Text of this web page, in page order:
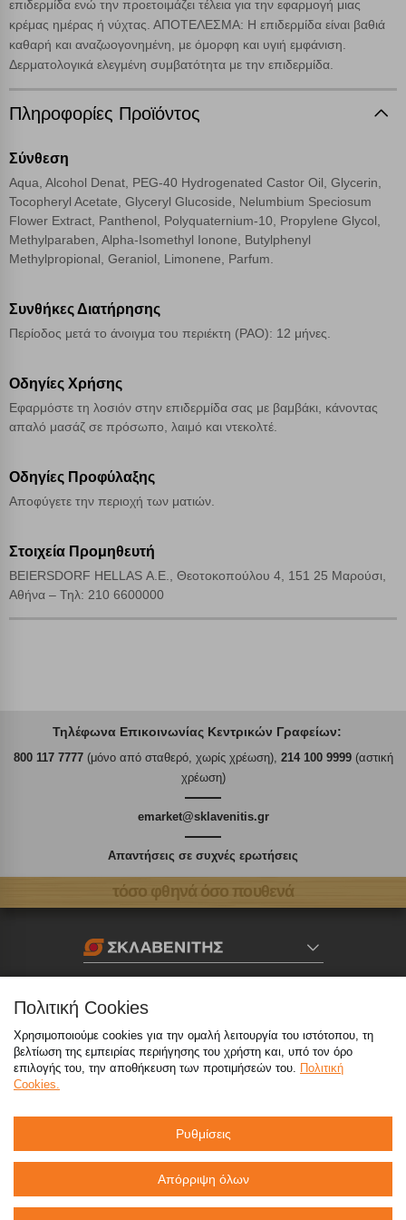
επιδερμίδα ενώ την προετοιμάζει τέλεια για την εφαρμογή μιας
κρέμας ημέρας ή νύχτας. ΑΠΟΤΕΛΕΣΜΑ: Η επιδερμίδα είναι βαθιά
καθαρή και αναζωογονημένη, με όμορφη και υγιή εμφάνιση.
Δερματολογικά ελεγμένη συμβατότητα με την επιδερμίδα.
Πληροφορίες Προϊόντος
Σύνθεση
Aqua, Alcohol Denat, PEG-40 Hydrogenated Castor Oil, Glycerin,
Tocopheryl Acetate, Glyceryl Glucoside, Nelumbium Speciosum
Flower Extract, Panthenol, Polyquaternium-10, Propylene Glycol,
Methylparaben, Alpha-Isomethyl Ionone, Butylphenyl
Methylpropional, Geraniol, Limonene, Parfum.
Συνθήκες Διατήρησης
Περίοδος μετά το άνοιγμα του περιέκτη (PAO): 12 μήνες.
Οδηγίες Χρήσης
Εφαρμόστε τη λοσιόν στην επιδερμίδα σας με βαμβάκι, κάνοντας
απαλό μασάζ σε πρόσωπο, λαιμό και ντεκολτέ.
Οδηγίες Προφύλαξης
Αποφύγετε την περιοχή των ματιών.
Στοιχεία Προμηθευτή
BEIERSDORF HELLAS Α.Ε., Θεοτοκοπούλου 4, 151 25 Μαρούσι,
Αθήνα – Τηλ: 210 6600000
Τηλέφωνα Επικοινωνίας Κεντρικών Γραφείων:
800 117 7777(μόνο από σταθερό, χωρίς χρέωση), 214 100 9999(αστική
χρέωση)
emarket@sklavenitis.gr
Απαντήσεις σε συχνές ερωτήσεις
τόσο φθηνά όσο πουθενά
eMarket
info@sklavenitis.gr
©2026 Όροι Χρήσης Πολιτική Απορρήτου
Πολιτική Cookies
Χρησιμοποιούμε cookies για την ομαλή λειτουργία του ιστότοπου, τη
βελτίωση της εμπειρίας περιήγησης του χρήστη και, υπό τον όρο
επιλογής του, την αποθήκευση των προτιμήσεών του. Πολιτική
Cookies.
Ρυθμίσεις
Απόρριψη όλων
μπορεί να επηρεάσει την εμπειρία της περιήγησής σας ή/και της
χρήσης των υπηρεσιών μας.Δείτε περισσότερα
Λειτουργικά cookies
Cookies στόχευσης
Cookies απόδοσης
Απολύτως απαραίτητα cookies Πάντα Ενεργό
Απόρριψη όλων